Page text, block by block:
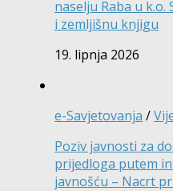
naselju Raba u
i zemljišnu knjigu
19. lipnja 2026
e-Savjetovanja /
Poziv javnosti za
prijedloga putem
javnošću – Nacrt